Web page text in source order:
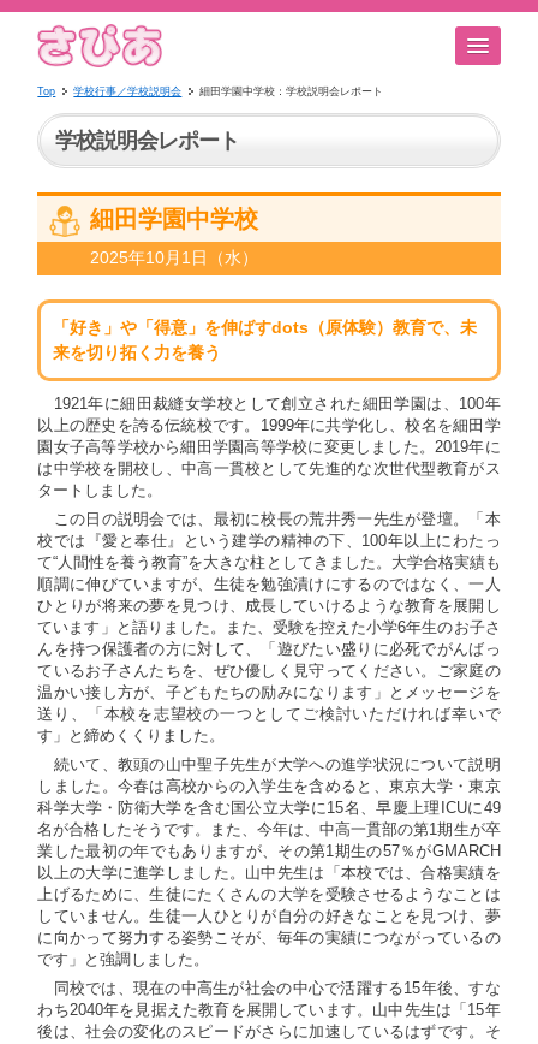
Top 学校行事／学校説明会 細田学園中学校：学校説明会レポート
学校説明会レポート
細田学園中学校
2025年10月1日（水）
「好き」や「得意」を伸ばすdots（原体験）教育で、未
来を切り拓く力を養う
1921年に細田裁縫女学校として創立された細田学園は、100年
以上の歴史を誇る伝統校です。1999年に共学化し、校名を細田学
園女子高等学校から細田学園高等学校に変更しました。2019年に
は中学校を開校し、中高一貫校として先進的な次世代型教育がス
タートしました。
この日の説明会では、最初に校長の荒井秀一先生が登壇。「本
校では『愛と奉仕』という建学の精神の下、100年以上にわたっ
て“人間性を養う教育”を大きな柱としてきました。大学合格実績も
順調に伸びていますが、生徒を勉強漬けにするのではなく、一人
ひとりが将来の夢を見つけ、成長していけるような教育を展開し
ています」と語りました。また、受験を控えた小学6年生のお子さ
んを持つ保護者の方に対して、「遊びたい盛りに必死でがんばっ
ているお子さんたちを、ぜひ優しく見守ってください。ご家庭の
温かい接し方が、子どもたちの励みになります」とメッセージを
送り、「本校を志望校の一つとしてご検討いただければ幸いで
す」と締めくくりました。
続いて、教頭の山中聖子先生が大学への進学状況について説明
しました。今春は高校からの入学生を含めると、東京大学・東京
科学大学・防衛大学を含む国公立大学に15名、早慶上理ICUに49
名が合格したそうです。また、今年は、中高一貫部の第1期生が卒
業した最初の年でもありますが、その第1期生の57％がGMARCH
以上の大学に進学しました。山中先生は「本校では、合格実績を
上げるために、生徒にたくさんの大学を受験させるようなことは
していません。生徒一人ひとりが自分の好きなことを見つけ、夢
に向かって努力する姿勢こそが、毎年の実績につながっているの
です」と強調しました。
同校では、現在の中高生が社会の中心で活躍する15年後、すな
わち2040年を見据えた教育を展開しています。山中先生は「15年
後は、社会の変化のスピードがさらに加速しているはずです。そ